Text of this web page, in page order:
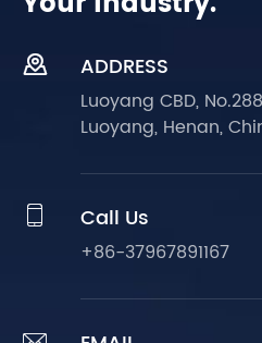
 ADDRESS
Luoyang CBD,
Luoyang, Henan,
 Call Us
+86-37967891167